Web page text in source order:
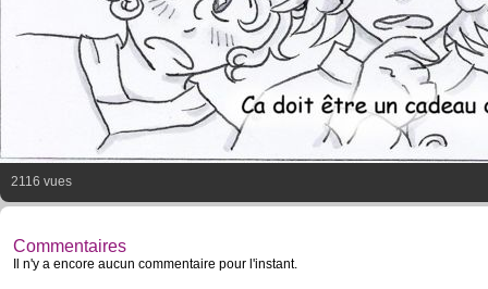
2116 vues
Commentaires
Il n'y a encore aucun commentaire pour l'instant.